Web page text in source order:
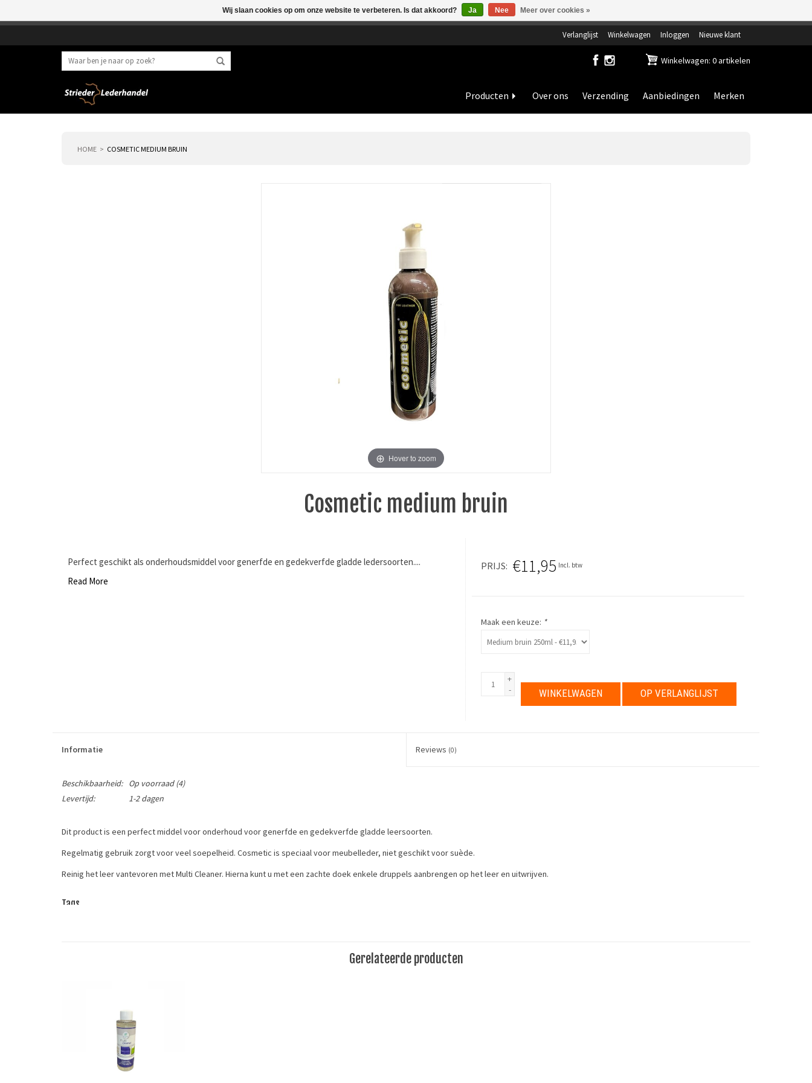
Verlanglijst Winkelwagen Inloggen Nieuwe klant
Winkelwagen: 0 artikelen
Producten Over ons Verzending Aanbiedingen Merken
HOME COSMETIC MEDIUM BRUIN
Hover to zoom
Cosmetic medium bruin
PRIJS €11,95 Incl. btw
Maak een keuze: *
+
-
WINKELWAGEN OP VERLANGLIJST
Perfect geschikt als onderhoudsmiddel voor generfde en gedekverfde gladde ledersoorten....
Read More
Informatie Reviews (0)
Beschikbaarheid: Op voorraad(4)
Levertijd:
1-2 dagen
Dit product is een perfect middel voor onderhoud voor generfde en gedekverfde gladde leersoorten.
Regelmatig gebruik zorgt voor veel soepelheid. Cosmetic is speciaal voor meubelleder, niet geschikt voor suède.
Reinig het leer vantevoren met Multi Cleaner. Hierna kunt u met een zachte doek enkele druppels aanbrengen op het leer en uitwrijven.
Tags
Gerelateerde producten
Wij slaan cookies op om onze website te verbeteren. Is dat akkoord? Ja Nee Meer over cookies »
Beste klant, I.v.m. de vakantieperiode zijn wij in juli en augustus op dinsdag en woensdag gesloten.